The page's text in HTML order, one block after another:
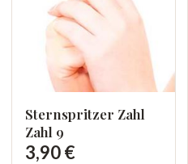
Sternspritzer Zahl
Zahl 9
3,90 €